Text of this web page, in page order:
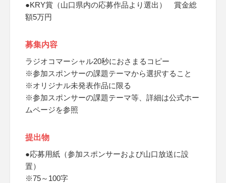
●KRY賞（山口県内の応募作品より選出） 賞金総
額5万円
募集内容
ラジオコマーシャル20秒におさまるコピー
※参加スポンサーの課題テーマから選択すること
※オリジナル未発表作品に限る
※参加スポンサーの課題テーマ等、詳細は公式ホー
ムページを参照
提出物
●応募用紙（参加スポンサーおよび山口放送に設
置）
※75～100字